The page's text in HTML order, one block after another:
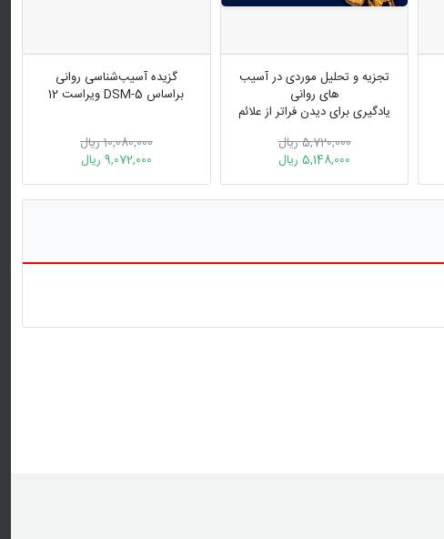
تجزیه و تحلیل موردی در آسیب
‌های روانی
یادگیری برای دیدن فراتر از علائم
5,720,000 ریال
5,148,000 ریال
گزیده آسیب‌شناسی روانی
براساس DSM-5 ویراست 12
10,080,000 ریال
9,072,000 ریال